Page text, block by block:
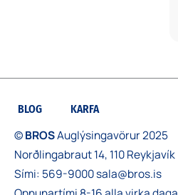
BLOG KARFA
©BROSAuglýsingavörur 2025
Norðlingabraut 14, 110 Reykjavík
Sími: 569-9000sala@bros.is